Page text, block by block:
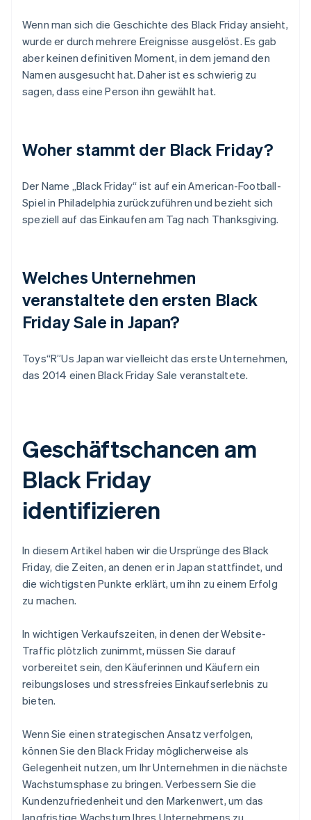
Wenn man sich die Geschichte des Black Friday ansieht,
wurde er durch mehrere Ereignisse ausgelöst. Es gab
aber keinen definitiven Moment, in dem jemand den
Namen ausgesucht hat. Daher ist es schwierig zu
sagen, dass eine Person ihn gewählt hat.
Woher stammt der Black Friday?
Der Name „Black Friday“ ist auf ein American-Football-
Spiel in Philadelphia zurückzuführen und bezieht sich
speziell auf das Einkaufen am Tag nach Thanksgiving.
Welches Unternehmen
veranstaltete den ersten Black
Friday Sale in Japan?
Toys“R”Us Japan war vielleicht das erste Unternehmen,
das 2014 einen Black Friday Sale veranstaltete.
Geschäftschancen am
Black Friday
identifizieren
In diesem Artikel haben wir die Ursprünge des Black
Friday, die Zeiten, an denen er in Japan stattfindet, und
die wichtigsten Punkte erklärt, um ihn zu einem Erfolg
zu machen.
In wichtigen Verkaufszeiten, in denen der Website-
Traffic plötzlich zunimmt, müssen Sie darauf
vorbereitet sein, den Käuferinnen und Käufern ein
reibungsloses und stressfreies Einkaufserlebnis zu
bieten.
Wenn Sie einen strategischen Ansatz verfolgen,
können Sie den Black Friday möglicherweise als
Gelegenheit nutzen, um Ihr Unternehmen in die nächste
Wachstumsphase zu bringen. Verbessern Sie die
Kundenzufriedenheit und den Markenwert, um das